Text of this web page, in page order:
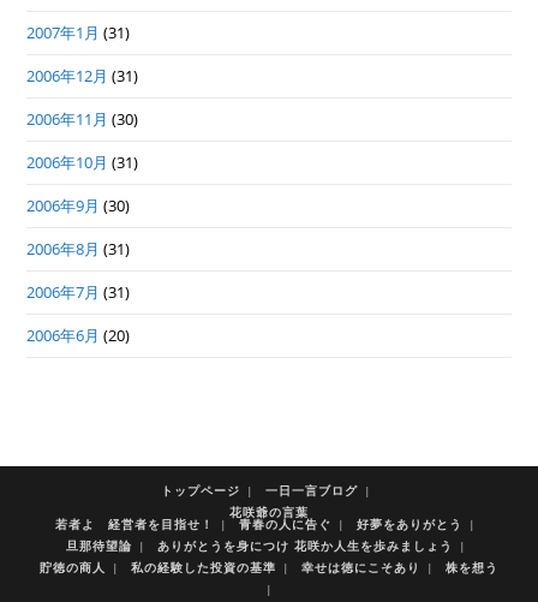
2007年1月 (31)
2006年12月 (31)
2006年11月 (30)
2006年10月 (31)
2006年9月 (30)
2006年8月 (31)
2006年7月 (31)
2006年6月 (20)
トップページ
一日一言ブログ
花咲爺の言葉
若者よ 経営者を目指せ！ 青春の人に告ぐ
好夢をありがとう
旦那待望論
ありがとうを身につけ 花咲か人生を歩みましょう
貯徳の商人
私の経験した投資の基準 幸せは徳にこそあり 株を想う